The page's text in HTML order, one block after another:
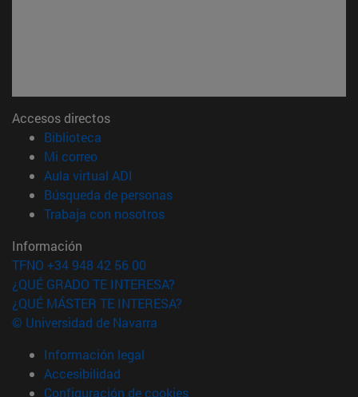
Accesos directos
Biblioteca
Mi correo(abre en nueva ventana)
Aula virtual ADI
Búsqueda de personas(abre en nueva ventana)
Trabaja con nosotros(abre en nueva ventana)
Información
TFNO +34 948 42 56 00
¿QUÉ GRADO TE INTERESA?
¿QUÉ MÁSTER TE INTERESA?
© Universidad de Navarra
Información legal
Accesibilidad
Configuración de cookies